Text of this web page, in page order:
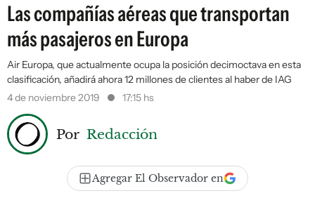
Las compañías aéreas que transportan
más pasajeros en Europa
Air Europa, que actualmente ocupa la posición decimoctava en esta
clasificación, añadirá ahora 12 millones de clientes al haber de IAG
4 de noviembre 2019
17:15 hs
Por Redacción
Agregar El Observador en